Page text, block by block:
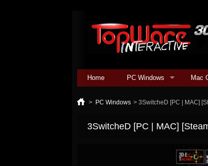
Home PC Windows Mac
> PC Windows > 3SwitcheD [PC | MAC]
3SwitcheD [PC | MAC]